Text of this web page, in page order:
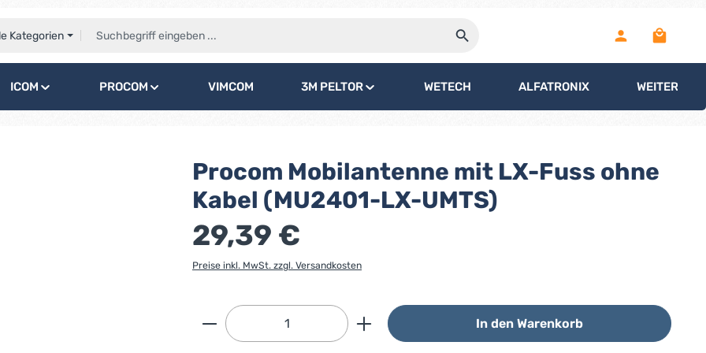
Kategorien
ICOM PROCOM VIMCOM 3M PELTOR WETECH ALFATRONIX WEITERE
Procom Mobilantenne mit LX-Fuss ohne
Kabel (MU2401-LX-UMTS)
29,39 €
Preise inkl. MwSt. zzgl. Versandkosten
Produkt Anzahl: Gib den gewünschten Wert ein oder
In den Warenkorb